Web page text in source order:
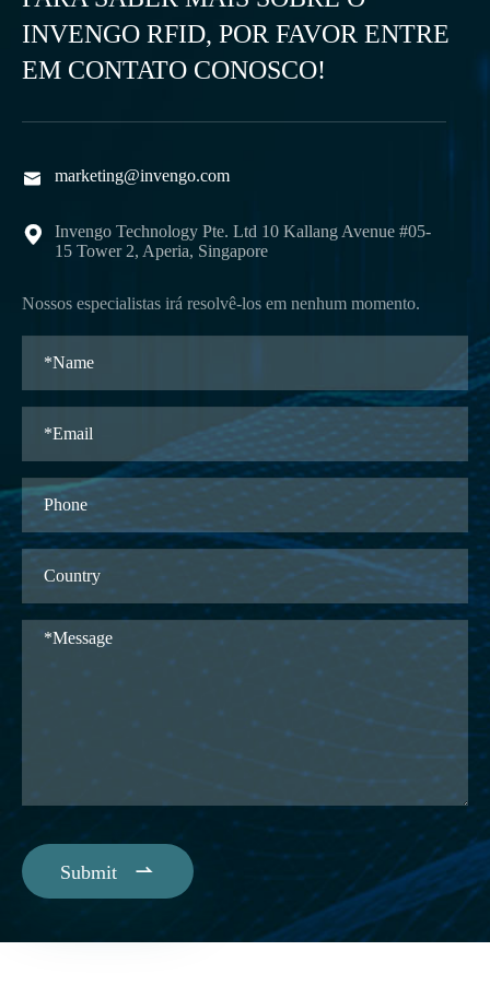
INVENGO RFID, POR FAVOR ENTRE
EM CONTATO CONOSCO!
 marketing@invengo.com

Invengo Technology Pte. Ltd 10 Kallang Avenue #05-
15 Tower 2, Aperia, Singapore
Nossos especialistas irá resolvê-los em nenhum momento.
Submit 